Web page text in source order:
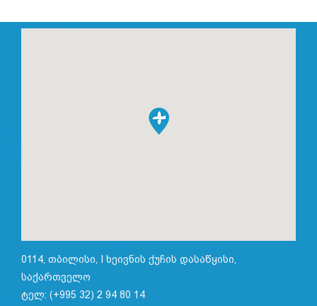
0114, თბილისი, I ხეივნის ქუჩის დასაწყისი,
საქართველო
ტელ: (+995 32) 2 94 80 14